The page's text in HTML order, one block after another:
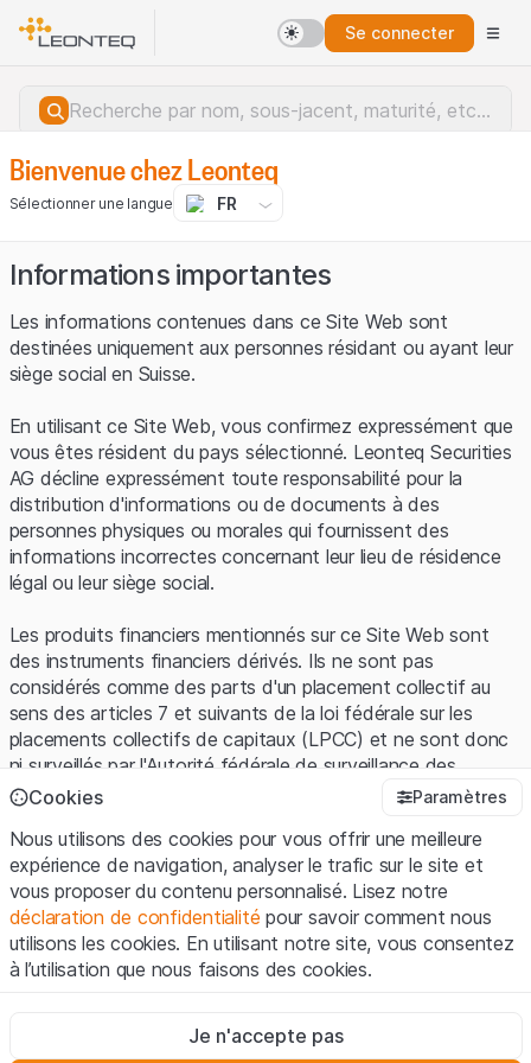
Se connecter
Erreur du serveur.
Bienvenue chez Leonteq
Sélectionner une langue FR
Informations importantes
Les informations contenues dans ce Site Web sont
destinées uniquement aux personnes résidant ou ayant leur
siège social en Suisse.
En utilisant ce Site Web, vous confirmez expressément que
vous êtes résident du pays sélectionné. Leonteq Securities
AG décline expressément toute responsabilité pour la
distribution d'informations ou de documents à des
personnes physiques ou morales qui fournissent des
informations incorrectes concernant leur lieu de résidence
légal ou leur siège social.
Les produits financiers mentionnés sur ce Site Web sont
des instruments financiers dérivés. Ils ne sont pas
considérés comme des parts d'un placement collectif au
sens des articles 7 et suivants de la loi fédérale sur les
placements collectifs de capitaux (LPCC) et ne sont donc
ni surveillés par l'Autorité fédérale de surveillance des
marchés financiers (FINMA) ni enregistrés auprès de la
protection spécifique des investisseurs prévue par la LPCC.
Conditions d'utilisation et informations juridiques
En utilisant le Site Web de Leonteq Securities AG (ci-après
"Site Web"), vous confirmez que vous avez compris et que
vous acceptez les informations juridiques, les notes
vous n'acceptez pas les Conditions d'utilisation, veuillez-
vous abstenir d'utiliser ce Site Web.
Cookies Paramètres
Nous utilisons des cookies pour vous offrir une meilleure
expérience de navigation, analyser le trafic sur le site et
vous proposer du contenu personnalisé. Lisez notre
déclaration de confidentialité pour savoir comment nous
utilisons les cookies. En utilisant notre site, vous consentez
à l’utilisation que nous faisons des cookies.
Ces cookies sont nécessaires au bon fonctionnement du site
Je n'accepte pas